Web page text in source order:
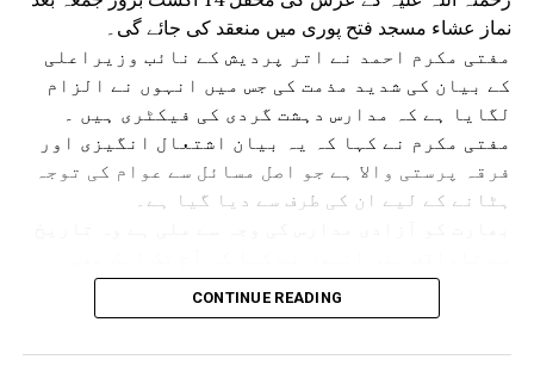
نماز عشاء مسجد فتح پوری میں منعقد کی جائے گی۔
مفتی مکرم احمد نے اتر پردیش کے نائب وزیراعلی
کے بیان کی شدید مذمت کی جس میں انہوں نے الزام
لگایا ہے کہ مدارس دہشت گردی کی فیکٹری ہیں ۔
مفتی مکرم نے کہا کہ یہ بیان اشتعال انگیزی اور
فرقہ پرستی والا ہے جو اصل مسائل سے عوام کی توجہ
ہٹانے کے لیے ان کی طرف سے دیا گیا ہے۔
مدرسہ میں دہشت گردی کا ثبوت نہیں ملا ہے بہت عرصے
سے مدارس پر یہ الزام لگایا جاتا رہا ہے جس کا
CONTINUE READING